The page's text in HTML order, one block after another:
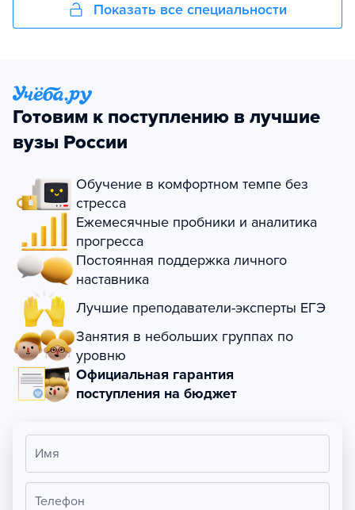
Показать все специальности
Готовим к поступлению в лучшие
вузы России
Обучение в комфортном темпе без
стресса
Ежемесячные пробники и аналитика
прогресса
Постоянная поддержка личного
наставника
Лучшие преподаватели-эксперты ЕГЭ
Занятия в небольших группах по
уровню
Официальная гарантия
поступления на бюджет
Имя
Телефон